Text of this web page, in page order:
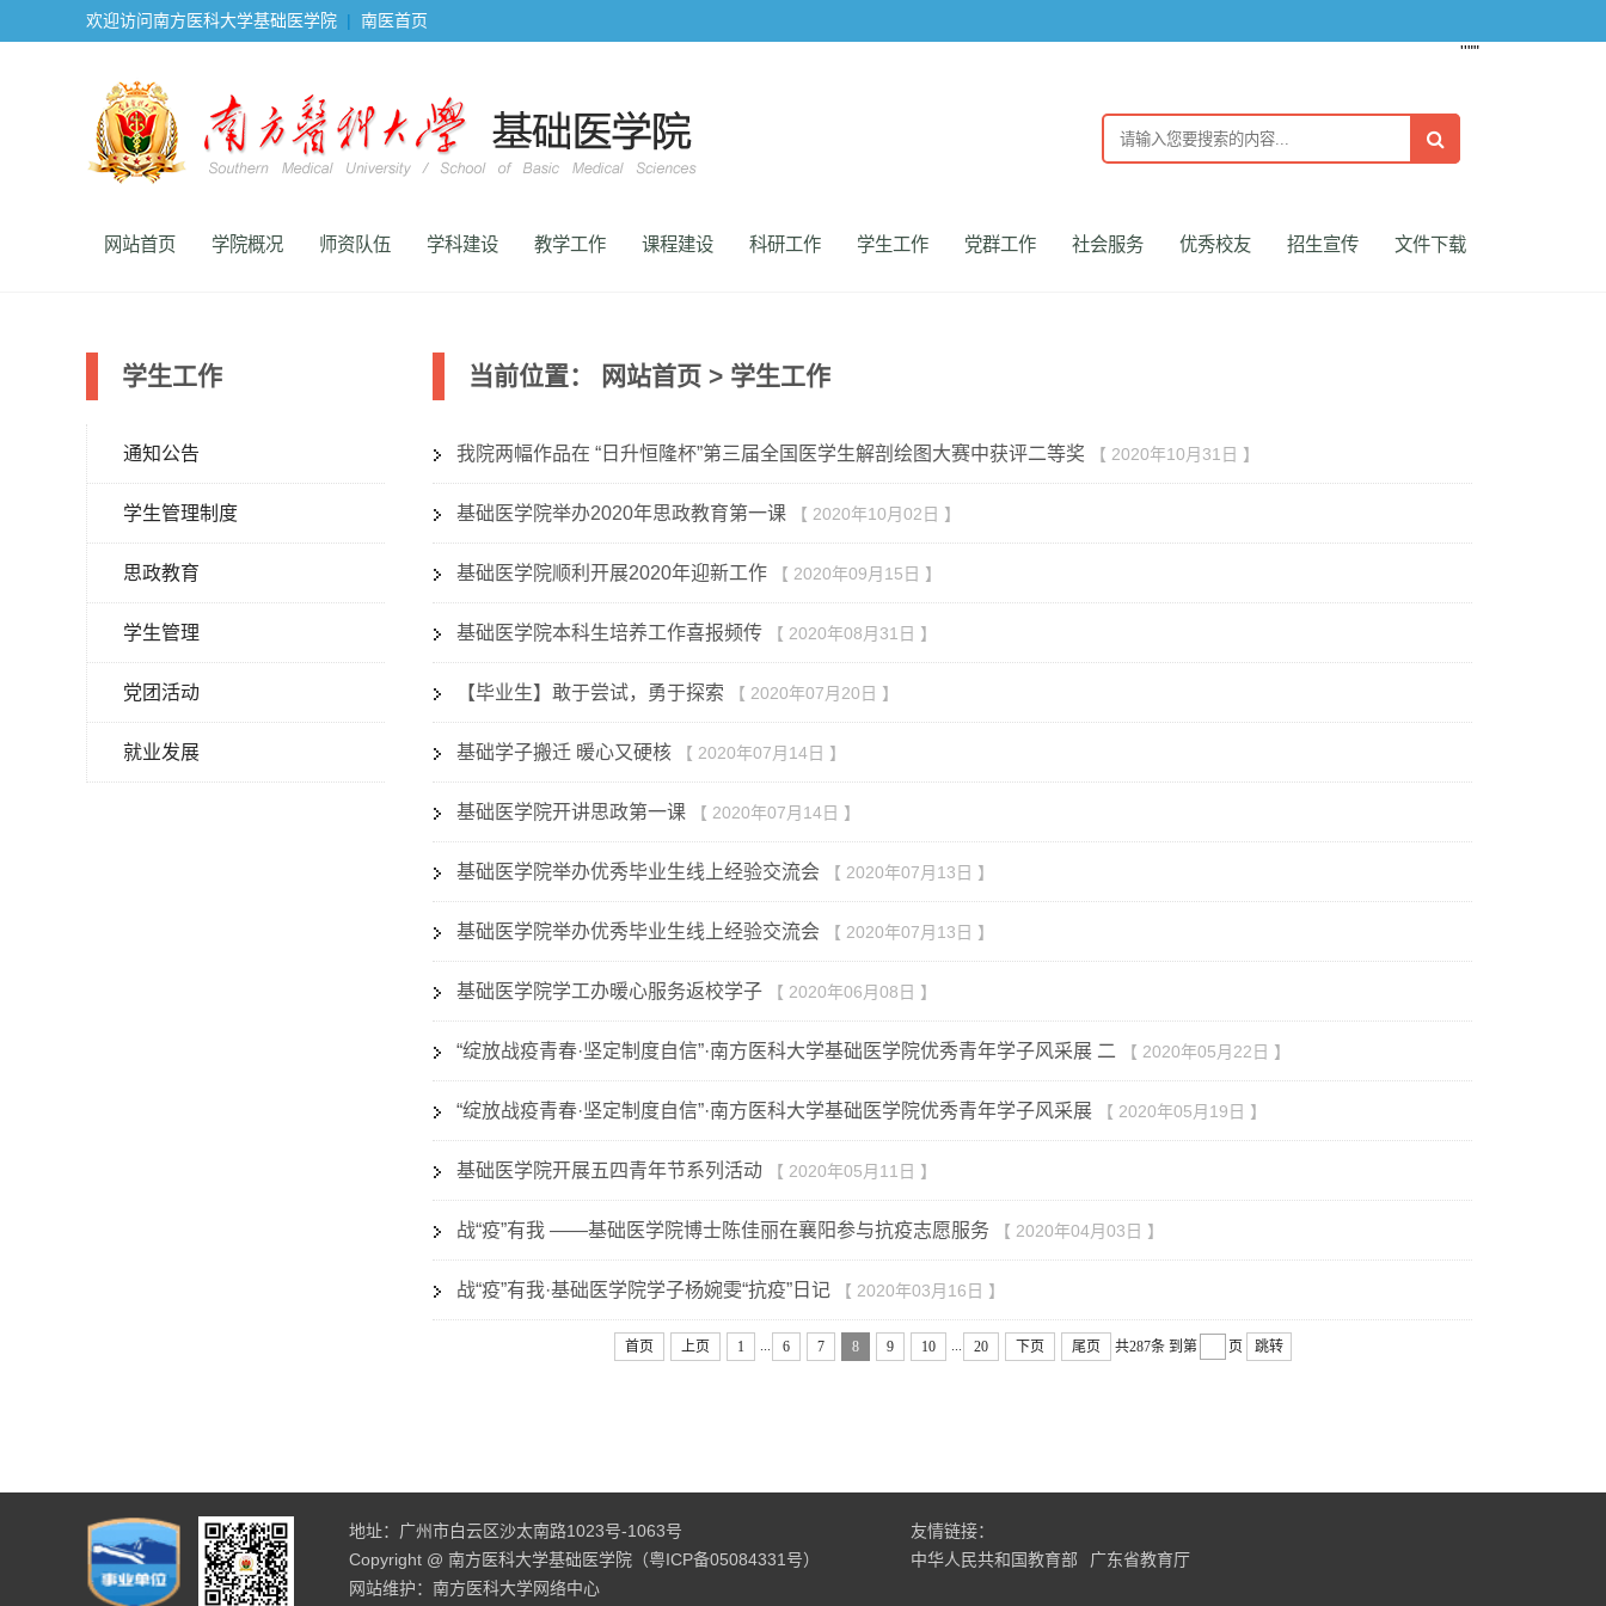
欢迎访问南方医科大学基础医学院 | 南医首页
''""
网站首页 学院概况 师资队伍 学科建设 教学工作 课程建设 科研工作 学生工作 党群工作 社会服务 优秀校友 招生宣传 文件下载
学生工作
通知公告
学生管理制度
思政教育
学生管理
党团活动
就业发展
当前位置： 网站首页 > 学生工作
我院两幅作品在 “日升恒隆杯”第三届全国医学生解剖绘图大赛中获评二等奖 【 2020年10月31日 】
基础医学院举办2020年思政教育第一课 【 2020年10月02日 】
基础医学院顺利开展2020年迎新工作 【 2020年09月15日 】
基础医学院本科生培养工作喜报频传 【 2020年08月31日 】
【毕业生】敢于尝试，勇于探索 【 2020年07月20日 】
基础学子搬迁 暖心又硬核 【 2020年07月14日 】
基础医学院开讲思政第一课 【 2020年07月14日 】
基础医学院举办优秀毕业生线上经验交流会 【 2020年07月13日 】
基础医学院举办优秀毕业生线上经验交流会 【 2020年07月13日 】
基础医学院学工办暖心服务返校学子 【 2020年06月08日 】
“绽放战疫青春·坚定制度自信”·南方医科大学基础医学院优秀青年学子风采展 二 【 2020年05月22日 】
“绽放战疫青春·坚定制度自信”·南方医科大学基础医学院优秀青年学子风采展 【 2020年05月19日 】
基础医学院开展五四青年节系列活动 【 2020年05月11日 】
战“疫”有我 ——基础医学院博士陈佳丽在襄阳参与抗疫志愿服务 【 2020年04月03日 】
战“疫”有我·基础医学院学子杨婉雯“抗疫”日记 【 2020年03月16日 】
首页 上页 1 6 7 8 9 10 20 下页 尾页 共287条 到第 页 跳转
地址：广州市白云区沙太南路1023号-1063号
Copyright @ 南方医科大学基础医学院（粤ICP备05084331号）
网站维护：南方医科大学网络中心
友情链接：
中华人民共和国教育部
广东省教育厅